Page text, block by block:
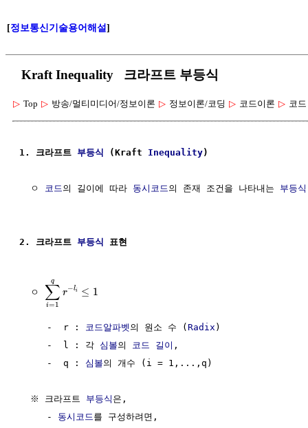
[정보통신기술용어해설]
Kraft Inequality 크라프트 부등식
▷ Top ▷ 방송/멀티미디어/정보이론 ▷ 정보이론/코딩 ▷ 코드이론 ▷ 코
1. 크라프트 부등식 (Kraft Inequality)
  ㅇ
코드 의 길이에 따라 동시코드 의 존재 조건을 나타내는 부등식
2. 크라프트 부등식 표현
  ㅇ
q
∑
i=1
r−li ≤ 1
     -  r :
코드알파벳 의 원소 수 (Radix )
     -  l : 각
심볼의 코드 길이 ,
     -  q :
심볼의 개수 (i = 1,...,q)
  ※ 크라프트
부등식 은,
     -
동시코드 를 구성하려면,